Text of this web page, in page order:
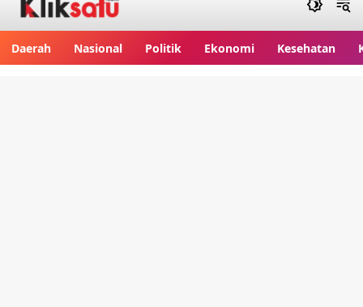
Daerah Nasional Politik Ekonomi Kesehatan